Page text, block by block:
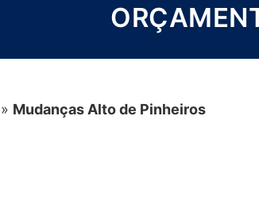
» Mudanças Alto de Pinheiros